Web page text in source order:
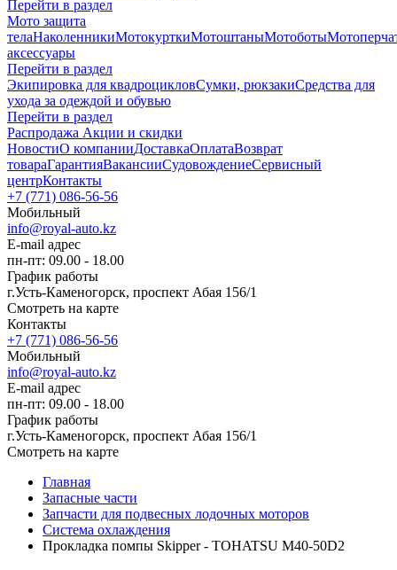
Перейти в раздел
Мото защита
телаНаколенникиМотокурткиМотоштаныМотоботы
аксессуары
Перейти в раздел
Экипировка для квадроцикловСумки, рюкзакиСредства для
ухода за одеждой и обувью
Перейти в раздел
Распродажа Акции и скидки
НовостиО компанииДоставкаОплатаВозврат
товараГарантияВакансииСудовождениеСервисный
центрКонтакты
+7 (771) 086-56-56
Мобильный
info@royal-auto.kz
E-mail адрес
пн-пт: 09.00 - 18.00
График работы
г.Усть-Каменогорск, проспект Абая 156/1
Смотреть на карте
Контакты
+7 (771) 086-56-56
Мобильный
info@royal-auto.kz
E-mail адрес
пн-пт: 09.00 - 18.00
График работы
г.Усть-Каменогорск, проспект Абая 156/1
Смотреть на карте
Главная
Запасные части
Запчасти для подвесных лодочных моторов
Система охлаждения
Прокладка помпы Skipper - TOHATSU M40-50D2